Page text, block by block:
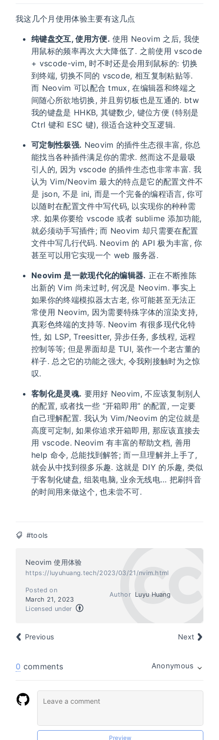
我这几个月使用体验主要有这几点
纯键盘交互, 使用方便. 使用 Neovim 之后, 我使
用鼠标的频率再次大大降低了. 之前使用 vscode
+ vscode-vim, 时不时还是会用到鼠标的: 切换
到终端, 切换不同的 vscode, 相互复制粘贴等.
而 Neovim 可以配合 tmux, 在编辑器和终端之
间随心所欲地切换, 并且剪切板也是互通的. btw
我的键盘是 HHKB, 其键数少, 键位方便 (特别是
Ctrl 键和 ESC 键), 很适合这种交互逻辑.
可定制性极强. Neovim 的插件生态很丰富, 你总
能找当各种插件满足你的需求. 然而这不是最吸
引人的, 因为 vscode 的插件生态也非常丰富. 我
认为 Vim/Neovim 最大的特点是它的配置文件不
是 json, 不是 ini, 而是一个完备的编程语言, 你可
以随时在配置文件中写代码, 以实现你的种种需
求. 如果你要给 vscode 或者 sublime 添加功能,
就必须动手写插件; 而 Neovim 却只需要在配置
文件中写几行代码. Neovim 的 API 极为丰富, 你
甚至可以用它实现一个 web 服务器.
Neovim 是一款现代化的编辑器. 正在不断推陈
出新的 Vim 尚未过时, 何况是 Neovim. 事实上
如果你的终端模拟器太古老, 你可能甚至无法正
常使用 Neovim, 因为需要特殊字体的渲染支持,
真彩色终端的支持等. Neovim 有很多现代化特
性, 如 LSP, Treesitter, 异步任务, 多线程, 远程
控制等等; 但是界面却是 TUI, 装作一个老古董的
样子. 总之它的功能之强大, 令我刚接触时为之惊
叹.
客制化是灵魂. 要用好 Neovim, 不应该复制别人
的配置, 或者找一些 “开箱即用” 的配置, 一定要
自己理解配置. 我认为 Vim/Neovim 的定位就是
高度可定制, 如果你追求开箱即用, 那应该直接去
用 vscode. Neovim 有丰富的帮助文档, 善用
help 命令, 总能找到解答; 而一旦理解并上手了,
就会从中找到很多乐趣. 这就是 DIY 的乐趣, 类似
于客制化键盘, 组装电脑, 业余无线电… 把刷抖音
的时间用来做这个, 也未尝不可.
#tools
Neovim 使用体验
https://luyuhuang.tech/2023/03/21/nvim.html
Author Luyu Huang
Posted on
March 21, 2023
Licensed under
Previous Next
0 comments Anonymous
Preview